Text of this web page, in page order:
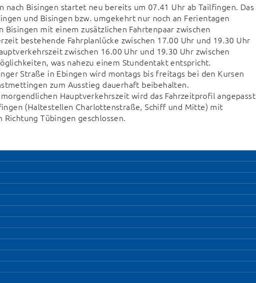
Bisingen startet neu bereits um 07.41 Uhr ab Tailfingen. Das
und Bisingen bzw. umgekehrt nur noch an Ferientagen
mit einem zusätzlichen Fahrtenpaar zwischen
bestehende Fahrplanlücke zwischen 17.00 Uhr und 19.30 Uhr
zwischen 16.00 Uhr und 19.30 Uhr zwischen
was nahezu einem Stundentakt entspricht.
Straße in Ebingen wird montags bis freitags bei den Kursen
zum Ausstieg dauerhaft beibehalten.
Hauptverkehrszeit wird das Fahrzeitprofil angepasst
(Haltestellen Charlottenstraße, Schiff und Mitte) mit
Richtung Tübingen geschlossen.